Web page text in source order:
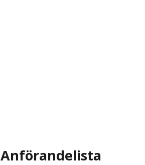
Anförandelista